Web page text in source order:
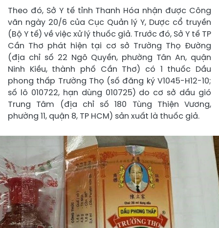
Theo đó, Sở Y tế tỉnh Thanh Hóa nhận được Công
văn ngày 20/6 của Cục Quản lý Y, Dược cổ truyền
(Bộ Y tế) về việc xử lý thuốc giả. Trước đó, Sở Y tế TP
Cần Thơ phát hiện tại cơ sở Trường Thọ Đường
(địa chỉ số 22 Ngô Quyền, phường Tân An, quận
Ninh Kiều, thành phố Cần Thơ) có 1 thuốc Dầu
phong thấp Trường Thọ (số đăng ký V1045-H12-10;
số lô 010722, hạn dùng 010725) do cơ sở dầu gió
Trung Tâm (địa chỉ số 180 Tùng Thiện Vương,
phường 11, quận 8, TP HCM) sản xuất là thuốc giả.